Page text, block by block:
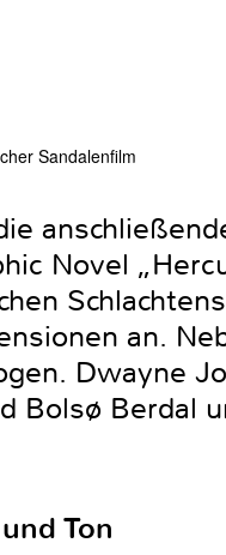
Sandalenfilm
Novel
an.
Dwayne
Bolsø Berdal
Ton